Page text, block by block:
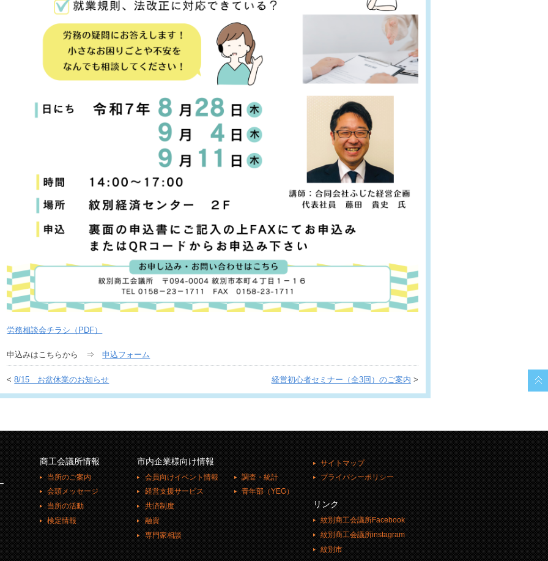
労務相談会チラシ（PDF）
申込みはこちらから ⇒申込フォーム
<8/15 お盆休業のお知らせ 経営初心者セミナー（全3回）のご案内 >
商工会議所情報
当所のご案内
会頭メッセージ
当所の活動
検定情報
市内企業様向け情報
会員向けイベント情報
経営支援サービス
共済制度
融資
専門家相談
調査・統計
青年部（YEG）
サイトマップ
プライバシーポリシー
リンク
紋別商工会議所Facebook
紋別商工会議所instagram
紋別市